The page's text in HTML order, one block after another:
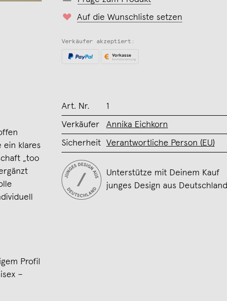
Auf die Wunschliste setzen
Verkäufer akzeptiert:
ein klares
„too
Profil
–
Art. Nr. 1
Verkäufer Annika Eichkorn
Sicherheit Verantwortliche Person (EU)
Unterstütze mit Deinem Kauf
junges Design aus Deutschland